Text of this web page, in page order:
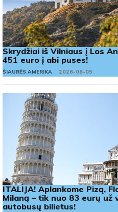
Skrydžiai iš Vilniaus į Los
451 euro į abi puses!
ŠIAURĖS AMERIKA 2026-08-05
ITALIJA! Aplankome Pizą,
Milaną – tik nuo 83 eurų už
autobusų bilietus!